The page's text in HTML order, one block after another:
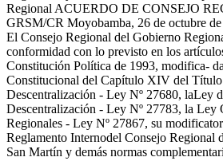
Regional ACUERDO DE CONSEJO
GRSM/CR Moyobamba, 26 de octubre
El Consejo Regional del Gobierno
conformidad con lo previsto en los
Constitución Política de 1993, modifica-
Constitucional del Capítulo XIV del
Descentralización - Ley Nº 27680, laLey
Descentralización - Ley Nº 27783, la Ley
Regionales - Ley Nº 27867, su
Reglamento Internodel Consejo Regional
San Martín y demás normas